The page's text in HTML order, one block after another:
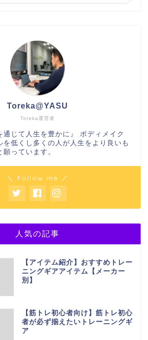
Toreka運営者
Toreka@YASU
通じて人生を豊かに』 ボディメイク
を低くし多くの人が人生をより良いも
っています。
＼ Follow me ／
人気の記事
【アイテム紹介】おすすめトレー
ニングギアアイテム【メーカー
別】
【筋トレ初心者向け】筋トレ初心
者が必ず揃えたいトレーニングギ
ア